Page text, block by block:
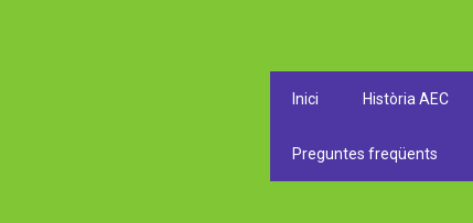
Inici Història AEC
Preguntes freqüents